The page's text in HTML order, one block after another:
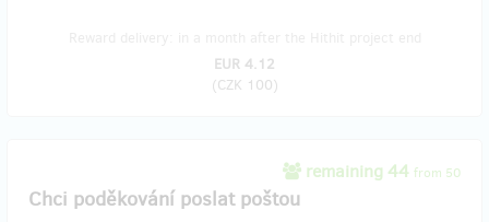
EUR 4.12
(CZK 100)
remaining 44 from 50
Chci poděkování poslat poštou